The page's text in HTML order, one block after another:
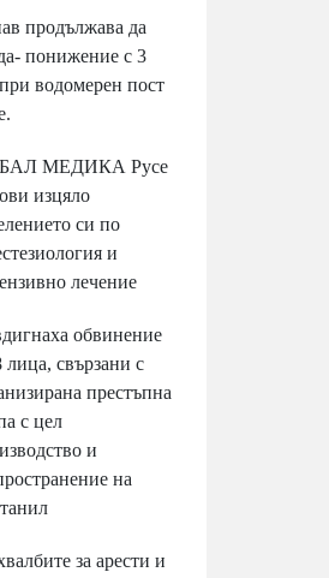
продължава да
понижение с 3
водомерен пост
МЕДИКА Русе
изцяло
си по
и
лечение
обвинение
лица, свързани с
престъпна
с цел
и
на
за арести и